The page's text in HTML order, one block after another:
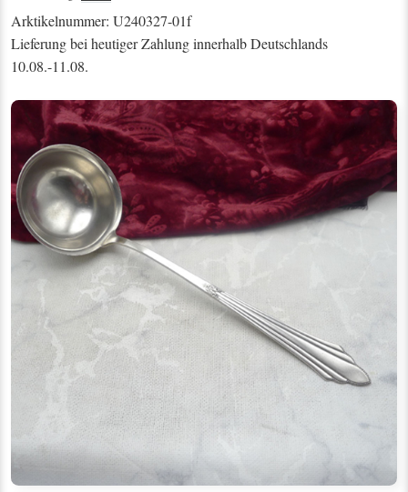
Arktikelnummer: U240327-01f
Lieferung bei heutiger Zahlung innerhalb Deutschlands
10.08.-11.08.